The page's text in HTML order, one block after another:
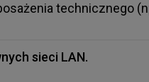
technicznego
sieci LAN.